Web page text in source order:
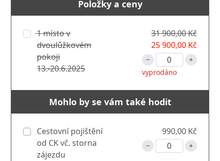
Položky a ceny
1 místo v
dvoulůžkovém
pokoji
13.-20.6.2025
vyprodáno
31 900,00 Kč
25 900,00 Kč
Mohlo by se vám také hodit
Cestovní pojištění
od CK vč. storna
zájezdu
990,00 Kč